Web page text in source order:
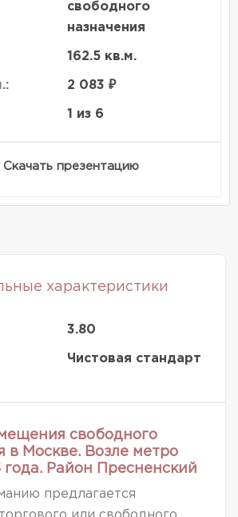
свободного
назначения
162.5 кв.м.
2 083 ₽
1 из 6
Скачать презентацию
характеристики
3.80
Чистовая стандарт
свободного
в Москве. Возле метро
года. Район Пресненский
предлагается